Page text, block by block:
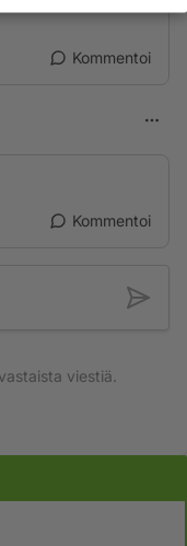
Kommentoi
Kommentoi
viestiä.